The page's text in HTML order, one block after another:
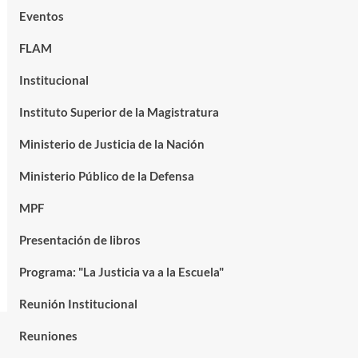
Eventos
FLAM
Institucional
Instituto Superior de la Magistratura
Ministerio de Justicia de la Nación
Ministerio Público de la Defensa
MPF
Presentación de libros
Programa: "La Justicia va a la Escuela"
Reunión Institucional
Reuniones